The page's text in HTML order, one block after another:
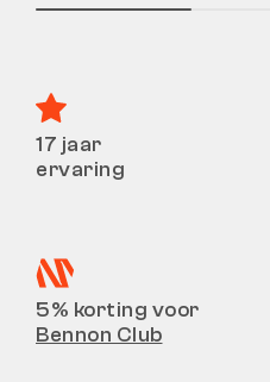
17 jaar
ervaring
5% korting voor
Bennon Club